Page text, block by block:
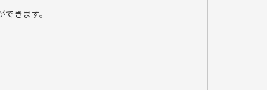
きます。